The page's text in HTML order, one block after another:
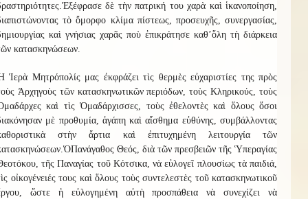
Ἐξέφρασε δὲ τὴν πατρική του χαρὰ καὶ ἱκανοποίηση,
τὸ ὄμορφο κλίμα πίστεως, προσευχῆς, συνεργασίας,
καὶ γνήσιας χαρᾶς ποὺ ἐπικράτησε καθ’ὅλη τὴ διάρκεια
κατασκηνώσεων.
Ἱερὰ Μητρόπολίς μας ἐκφράζει τὶς θερμὲς εὐχαριστίες της πρὸς
Ἀρχηγοὺς τῶν κατασκηνωτικῶν περιόδων, τοὺς Κληρικούς, τοὺς
καὶ τὶς Ὁμαδάρχισσες, τοὺς ἐθελοντὲς καὶ ὅλους ὅσοι
μὲ προθυμία, ἀγάπη καὶ αἴσθημα εὐθύνης, συμβάλλοντας
στὴν ἄρτια καὶ ἐπιτυχημένη λειτουργία τῶν
ὉΠανάγαθος Θεός, διὰ τῶν πρεσβειῶν τῆς Ὑπεραγίας
τῆς Παναγίας τοῦ Κότσικα, νὰ εὐλογεῖ πλουσίως τὰ παιδιά,
οἰκογένειές τους καὶ ὅλους τοὺς συντελεστὲς τοῦ κατασκηνωτικοῦ
ὥστε ἡ εὐλογημένη αὐτὴ προσπάθεια νὰ συνεχίζει νὰ